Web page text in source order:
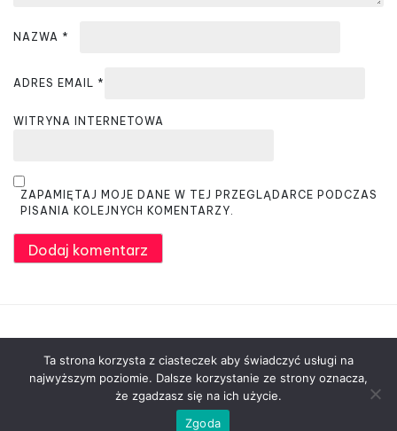
NAZWA *
ADRES EMAIL *
WITRYNA INTERNETOWA
ZAPAMIĘTAJ MOJE DANE W TEJ PRZEGLĄDARCE PODCZAS
PISANIA KOLEJNYCH KOMENTARZY.
© Pszczoły 24 - Wszystko o Pszczołach i
|Designed by
Ta strona korzysta z ciasteczek aby świadczyć usługi na
najwyższym poziomie. Dalsze korzystanie ze strony oznacza,
że zgadzasz się na ich użycie.
Zgoda